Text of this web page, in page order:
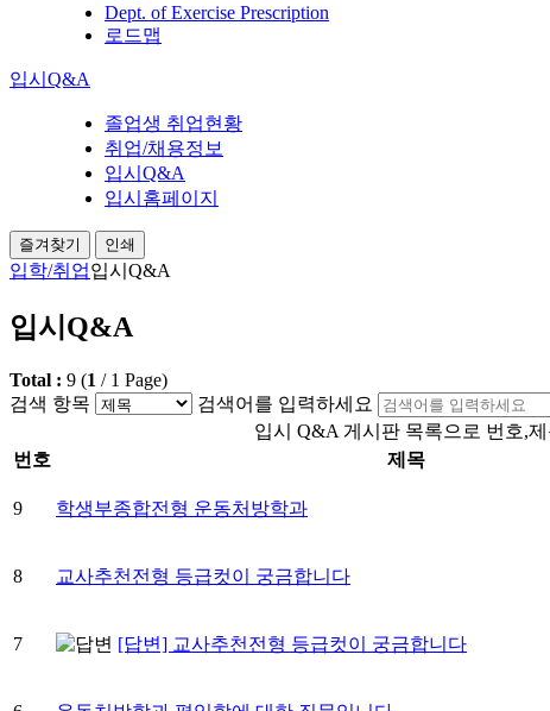
Dept. of Exercise Prescription
로드맵
입시Q&A
졸업생 취업현황
취업/채용정보
입시Q&A
입시홈페이지
즐겨찾기 인쇄
입학/취업입시Q&A
입시Q&A
Total : 9 (1 / 1 Page)
검색 항목
검색어를 입력하세요
입시 Q&A 게시판 목록으로 번호,
번호
제목
9 학생부종합전형 운동처방학과
8 교사추천전형 등급컷이 궁금합니다
7 [답변] 교사추천전형 등급컷이 궁금합니다